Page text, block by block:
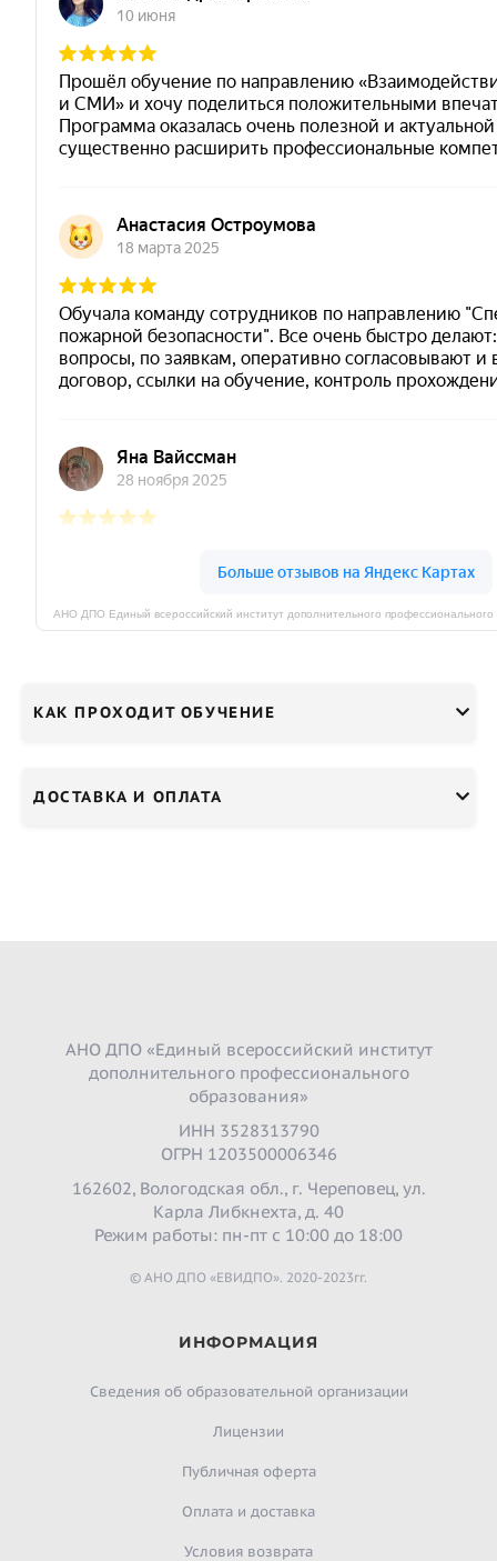
КАК ПРОХОДИТ ОБУЧЕНИЕ
ДОСТАВКА И ОПЛАТА
АНО ДПО «Единый всероссийский институт
дополнительного профессионального
образования»
ИНН 3528313790
ОГРН 1203500006346
162602, Вологодская обл., г. Череповец, ул.
Карла Либкнехта, д. 40
Режим работы: пн-пт с 10:00 до 18:00
© АНО ДПО «ЕВИДПО». 2020-2023гг.
ИНФОРМАЦИЯ
Сведения об образовательной организации
Лицензии
Публичная оферта
Оплата и доставка
Условия возврата